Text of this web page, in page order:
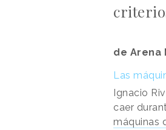
de Arena
Las
Ignacio
caer
máquinas